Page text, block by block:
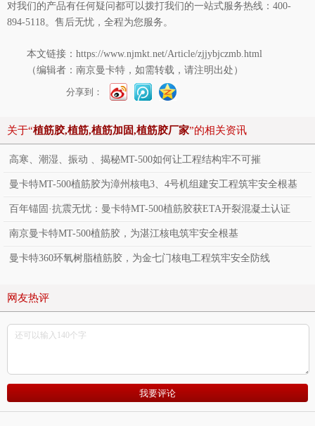
对我们的产品有任何疑问都可以拨打我们的一站式服务热线：400-
894-5118。售后无忧，全程为您服务。
本文链接： https://www.njmkt.net/Article/zjjybjczmb.html
（编辑者：南京曼卡特，如需转载，请注明出处）
分享到：
关于“植筋胶,植筋,植筋加固,植筋胶厂家”的相关资讯
高寒、潮湿、振动 、揭秘MT-500如何让工程结构牢不可摧
曼卡特MT-500植筋胶为漳州核电3、4号机组建安工程筑牢安全根基
百年锚固·抗震无忧：曼卡特MT-500植筋胶获ETA开裂混凝土认证
南京曼卡特MT-500植筋胶，为湛江核电筑牢安全根基
曼卡特360环氧树脂植筋胶，为金七门核电工程筑牢安全防线
网友热评